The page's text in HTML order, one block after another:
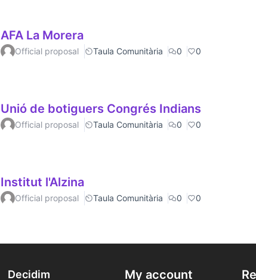
AFA La Morera
Official proposal Taula Comunitària 0 0
Unió de botiguers Congrés Indians
Official proposal Taula Comunitària 0 0
Institut l'Alzina
Official proposal Taula Comunitària 0 0
Decidim My account